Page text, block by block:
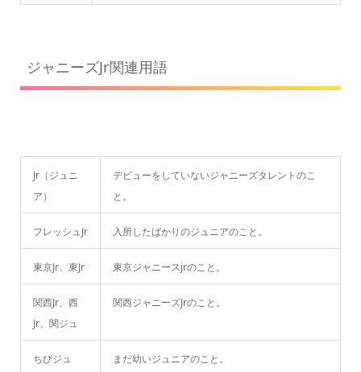
ジャニーズJr関連用語
Jr（ジュニ
ア）
デビューをしていないジャニーズタレントのこ
と。
フレッシュJr 入所したばかりのジュニアのこと。
東京Jr、東Jr 東京ジャニースjrのこと。
関西Jr、西
Jr、関ジュ
関西ジャニーズJrのこと。
ちびジュ
まだ幼いジュニアのこと。